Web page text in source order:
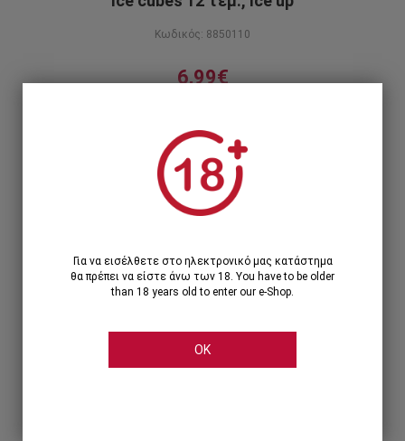
Κωδικός: 8850110
6,99€
Περιγραφή προϊόντος
Για να εισέλθετε στο ηλεκτρονικό μας κατάστημα
θα πρέπει να είστε άνω των 18. You have to be older
than 18 years old to enter our e-Shop.
OK